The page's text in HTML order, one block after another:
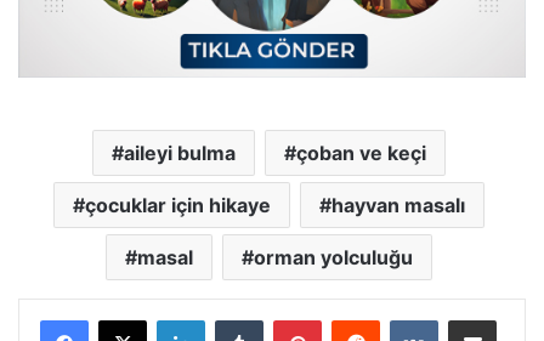
aileyi bulma çoban ve keçi
çocuklar için hikaye hayvan masalı
masal orman yolculuğu
LinkedInTumblr PinterestReddit VKontakteE-Posta ile paylaş